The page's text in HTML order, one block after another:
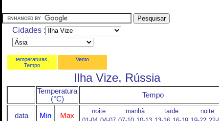
Cidades :
temperaturas,
Tempo
Vento
Ilha Vize, Rússia
Temperatura
(°C)
Tempo
data Min Max
noite manhã tarde
noite